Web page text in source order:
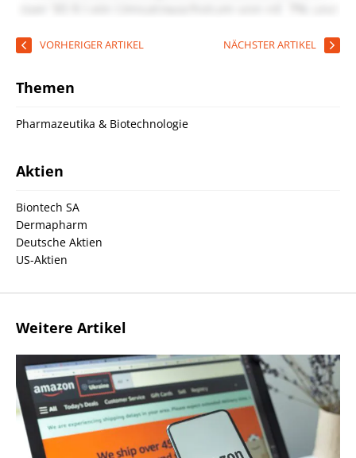
VORHERIGER ARTIKEL NÄCHSTER ARTIKEL
Themen
Pharmazeutika & Biotechnologie
Aktien
Biontech SA
Dermapharm
Deutsche Aktien
US-Aktien
Weitere Artikel